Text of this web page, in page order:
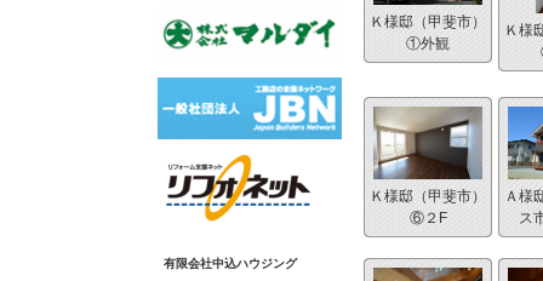
Ｋ様邸（甲斐市）
①外観
Ｋ様
Ｋ様邸（甲斐市）
⑥２F
Ａ様
ス
有限会社中込ハウジング